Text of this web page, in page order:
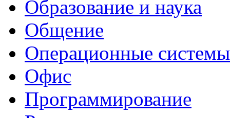
Образование и наука
Общение
Операционные системы
Офис
Программирование